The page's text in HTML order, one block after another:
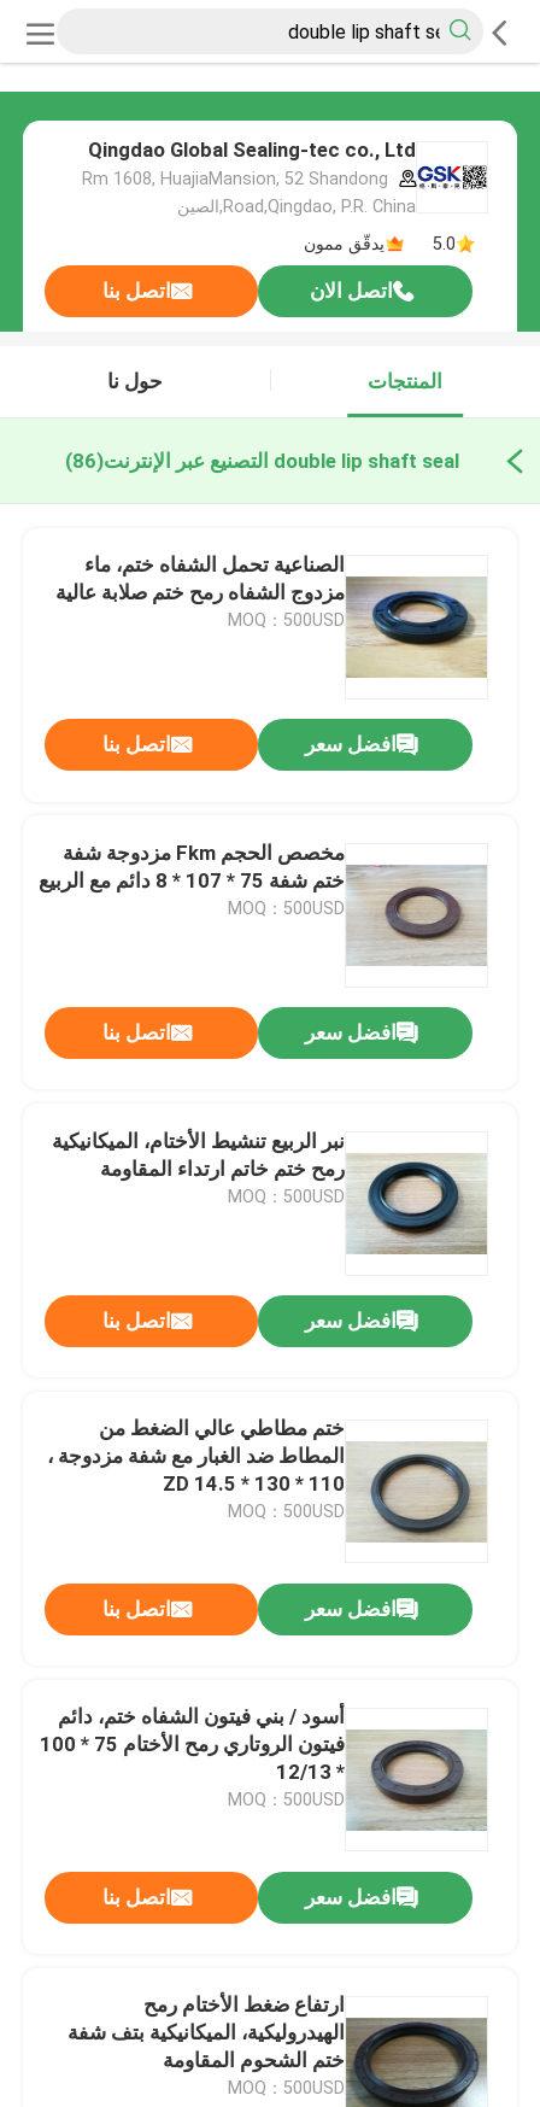
Qingdao Global Sealing-tec co., Ltd
Rm 1608, HuajiaMansion, 52 Shandong
Road,Qingdao, P.R. China,الصين
5.0
يدقّق ممون
اتصل الان اتصل بنا
المنتجات حول نا
double lip shaft seal التصنيع عبر الإنترنت (86)
الصناعية تحمل الشفاه ختم، ماء
مزدوج الشفاه رمح ختم صلابة عالية
MOQ：500USD
افضل سعر اتصل بنا
مخصص الحجم Fkm مزدوجة شفة
ختم شفة 75 * 107 * 8 دائم مع الربيع
MOQ：500USD
افضل سعر اتصل بنا
نبر الربيع تنشيط الأختام، الميكانيكية
رمح ختم خاتم ارتداء المقاومة
MOQ：500USD
افضل سعر اتصل بنا
ختم مطاطي عالي الضغط من
المطاط ضد الغبار مع شفة مزدوجة ،
110 * 130 * 14.5 ZD
MOQ：500USD
افضل سعر اتصل بنا
أسود / بني فيتون الشفاه ختم، دائم
فيتون الروتاري رمح الأختام 75 * 100
* 12/13
MOQ：500USD
افضل سعر اتصل بنا
ارتفاع ضغط الأختام رمح
الهيدروليكية، الميكانيكية بتف شفة
ختم الشحوم المقاومة
MOQ：500USD